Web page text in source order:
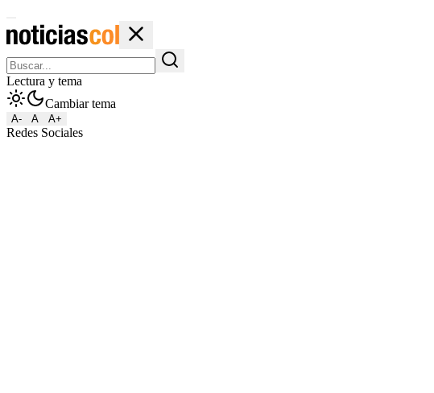
Lectura y tema
Cambiar tema
A- A A+
Redes Sociales